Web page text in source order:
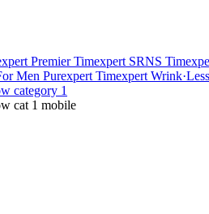
PremierTimexpert SRNS
Men Purexpert Timexpert Wrink·Less